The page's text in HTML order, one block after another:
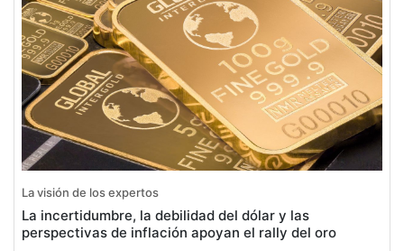
La visión de los expertos
La incertidumbre, la debilidad del dólar y las
perspectivas de inflación apoyan el rally del oro